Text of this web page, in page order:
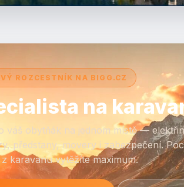
ROZCESTNÍK NA BIGG.CZ
na
váš obytňák na jednom místě —
předstany, movery i zabezpečení.
karavanu vytěžíte maximum.